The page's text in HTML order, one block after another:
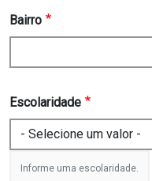
Bairro
Escolaridade
Informe uma escolaridade.